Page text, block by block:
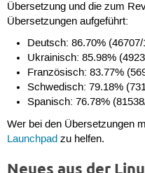
Übersetzung und die zum
Übersetzungen aufgeführt:
Deutsch: 86.70% (46707/
Ukrainisch: 85.98%
Französisch: 83.77%
Schwedisch: 79.18%
Spanisch: 76.78%
Wer bei den Übersetzungen
Launchpadzu helfen.
Neues aus der